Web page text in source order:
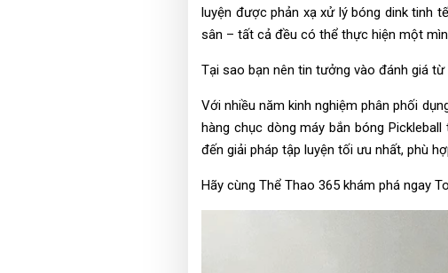
luyện được phản xạ xử lý bóng dink tinh
sân – tất cả đều có thể thực hiện một
Tại sao bạn nên tin tưởng vào đánh giá từ
Với nhiều năm kinh nghiệm phân phối
hàng chục dòng máy bắn bóng
đến giải pháp tập luyện tối ưu nhất, phù
Hãy cùng Thể Thao 365 khám phá ngay